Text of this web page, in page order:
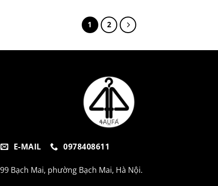
1 2
E-MAIL 0978408611
99 Bạch Mai, phường Bạch Mai, Hà Nội.